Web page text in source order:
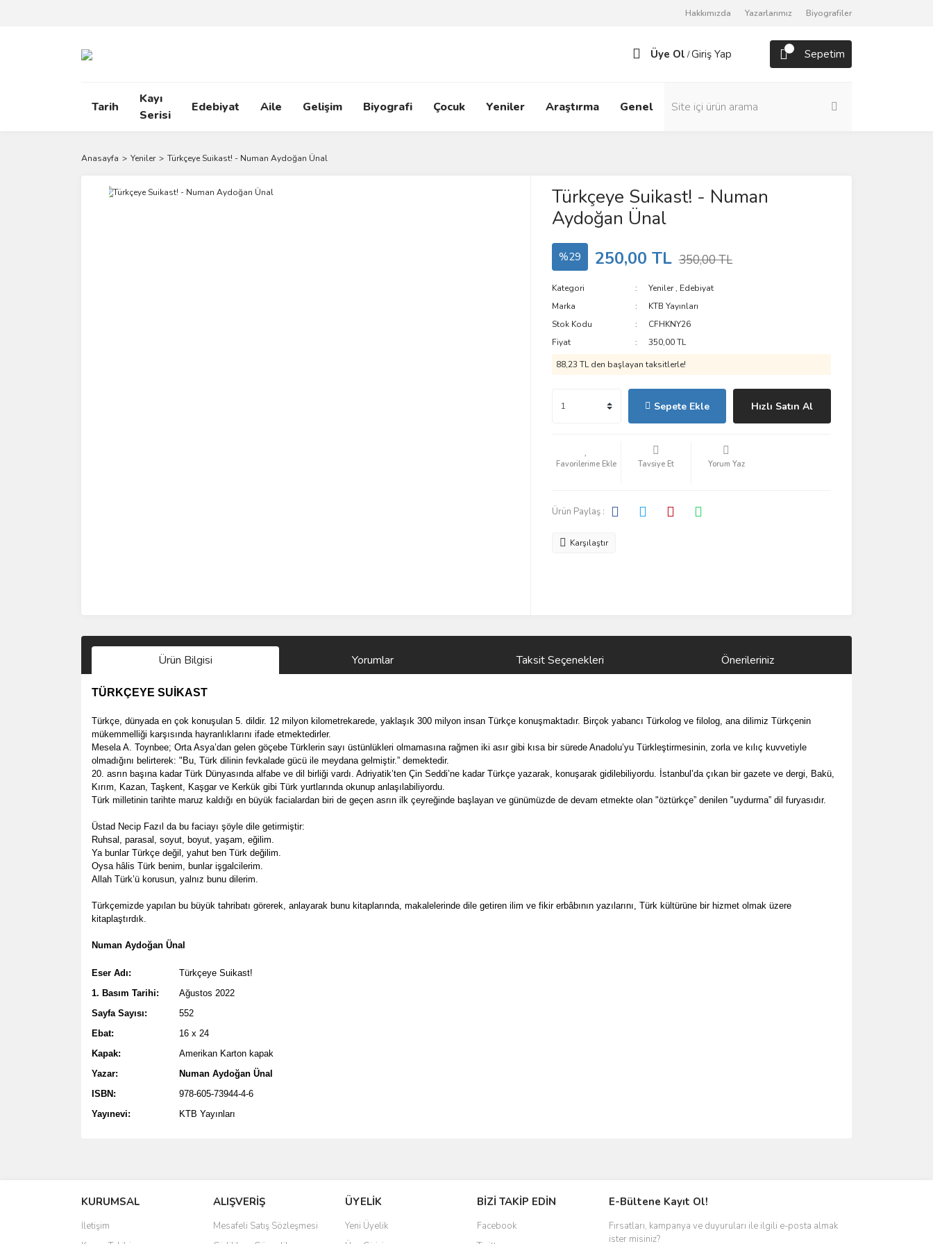
Hakkımızda Yazarlarımız Biyografiler
Üye Ol /Giriş Yap Sepetim
Tarih
Kayı
Serisi
Edebiyat Aile Gelişim Biyografi Çocuk Yeniler Araştırma Genel Roman
Anasayfa Yeniler Türkçeye Suikast! - Numan Aydoğan Ünal
Türkçeye Suikast! - Numan
Aydoğan Ünal
%29 250,00 TL 350,00 TL
Kategori Yeniler, Edebiyat
Marka
KTB Yayınları
Stok Kodu
CFHKNY26
Fiyat
350,00 TL
88,23 TL den başlayan taksitlerle!
Sepete Ekle Hızlı Satın Al
Tavsiye Et Yorum Yaz
Ürün Paylaş :
Karşılaştır
Ürün Bilgisi Yorumlar Taksit Seçenekleri Önerileriniz
TÜRKÇEYE SUİKAST
Türkçe, dünyada en çok konuşulan 5. dildir. 12 milyon kilometrekarede, yaklaşık 300 milyon insan Türkçe konuşmaktadır. Birçok yabancı Türkolog ve filolog, ana dilimiz Türkçenin
mükemmelliği karşısında hayranlıklarını ifade etmektedirler.
Mesela A. Toynbee; Orta Asya’dan gelen göçebe Türklerin sayı üstünlükleri olmamasına rağmen iki asır gibi kısa bir sürede Anadolu’yu Türkleştirmesinin, zorla ve kılıç kuvvetiyle
olmadığını belirterek: "Bu, Türk dilinin fevkalade gücü ile meydana gelmiştir.” demektedir.
20. asrın başına kadar Türk Dünyasında alfabe ve dil birliği vardı. Adriyatik’ten Çin Seddi’ne kadar Türkçe yazarak, konuşarak gidilebiliyordu. İstanbul’da çıkan bir gazete ve dergi, Bakü,
Kırım, Kazan, Taşkent, Kaşgar ve Kerkük gibi Türk yurtlarında okunup anlaşılabiliyordu.
Türk milletinin tarihte maruz kaldığı en büyük facialardan biri de geçen asrın ilk çeyreğinde başlayan ve günümüzde de devam etmekte olan "öztürkçe” denilen "uydurma” dil furyasıdır.
Üstad Necip Fazıl da bu faciayı şöyle dile getirmiştir:
Ruhsal, parasal, soyut, boyut, yaşam, eğilim.
Ya bunlar Türkçe değil, yahut ben Türk değilim.
Oysa hâlis Türk benim, bunlar işgalcilerim.
Allah Türk’ü korusun, yalnız bunu dilerim.
Türkçemizde yapılan bu büyük tahribatı görerek, anlayarak bunu kitaplarında, makalelerinde dile getiren ilim ve fikir erbâbının yazılarını, Türk kültürüne bir hizmet olmak üzere
kitaplaştırdık.
Numan Aydoğan Ünal
Eser Adı:
Türkçeye Suikast!
1. Basım Tarihi:
Ağustos 2022
Sayfa Sayısı:
552
Ebat:
16 x 24
Kapak:
Amerikan Karton kapak
Yazar:
Numan Aydoğan Ünal
ISBN:
978-605-73944-4-6
Yayınevi:
KTB Yayınları
Ürün resmi kalitesiz, bozuk veya görüntülenemiyor.
Ürün açıklamasında eksik bilgiler bulunuyor.
KURUMSAL
İletişim
ALIŞVERİŞ
Mesafeli Satış Sözleşmesi
ÜYELİK
Yeni Üyelik
BİZİ TAKİP EDİN
Facebook
E-Bültene Kayıt Ol!
Fırsatları, kampanya ve duyuruları ile ilgili e-posta almak
ister misiniz?